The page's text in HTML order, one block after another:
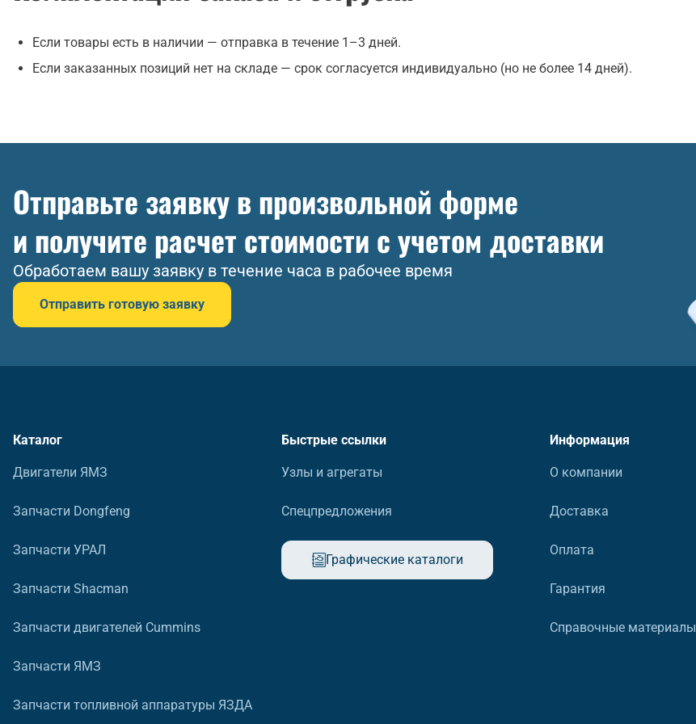
Если товары есть в наличии — отправка в течение 1–3 дней.
Если заказанных позиций нет на складе — срок согласуется индивидуально (но не более 14 дней).
Отправьте заявку в произвольной форме
и получите расчет стоимости с учетом доставки
Обработаем вашу заявку в течение часа в рабочее время
Отправить готовую заявку
Каталог
Двигатели ЯМЗ
Запчасти Dongfeng
Запчасти УРАЛ
Запчасти Shacman
Запчасти двигателей Cummins
Запчасти ЯМЗ
Запчасти топливной аппаратуры ЯЗДА
Быстрые ссылки
Узлы и агрегаты
Спецпредложения
Графические каталоги
Информация
О компании
Доставка
Оплата
Гарантия
Справочные материалы